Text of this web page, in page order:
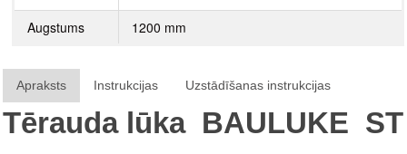
Augstums
1200 mm
Apraksts Instrukcijas Uzstādīšanas instrukcijas
Tērauda lūka BAULUKE ST